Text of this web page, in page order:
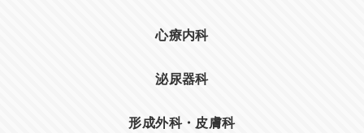
心療内科
泌尿器科
形成外科・皮膚科